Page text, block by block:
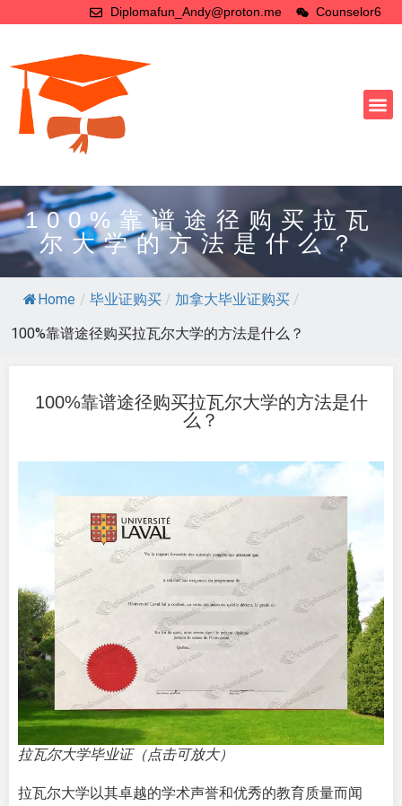
Diplomafun_Andy@proton.me Counselor6
100%靠谱途径购买拉瓦
尔大学的方法是什么？
Home / 毕业证购买 / 加拿大毕业证购买 /
100%靠谱途径购买拉瓦尔大学的方法是什么？
100%靠谱途径购买拉瓦尔大学的方法是什
么？
拉瓦尔大学毕业证（点击可放大）
拉瓦尔大学以其卓越的学术声誉和优秀的教育质量而闻